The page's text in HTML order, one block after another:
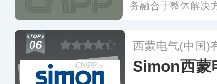
务融合于整体解决
联网的新一代
面向楼宇、数据中
06 西蒙电气(中国)
Simon西蒙